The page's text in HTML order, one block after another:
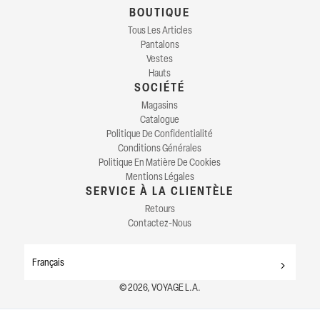
BOUTIQUE
Tous Les Articles
Pantalons
Vestes
Hauts
SOCIÉTÉ
Magasins
Catalogue
Politique De Confidentialité
Conditions Générales
Politique En Matière De Cookies
Mentions Légales
SERVICE À LA CLIENTÈLE
Retours
Contactez-Nous
Français
© 2026, VOYAGE L.A.